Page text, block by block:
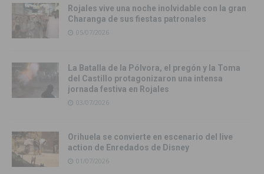
Rojales vive una noche inolvidable con la gran
Charanga de sus fiestas patronales
05/07/2026
La Batalla de la Pólvora, el pregón y la Toma
del Castillo protagonizaron una intensa
jornada festiva en Rojales
03/07/2026
Orihuela se convierte en escenario del live
action de Enredados de Disney
01/07/2026